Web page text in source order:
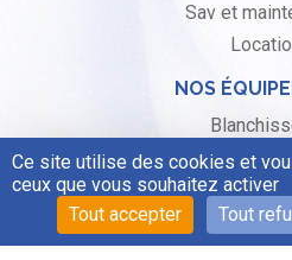
Sav et
NOS
Laverie
Pressing
Produits sur
Ce site utilise des cookies et
ceux que vous souhaitez activer
Tout accepter
Tout